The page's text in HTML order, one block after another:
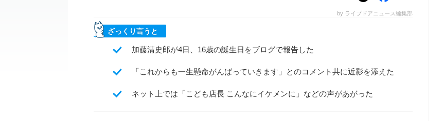
by ライブドアニュース編集部
ざっくり言うと
加藤清史郎が4日、16歳の誕生日をブログで報告した
「これからも一生懸命がんばっていきます」とのコメント共に近影を添えた
ネット上では「こども店長 こんなにイケメンに」などの声があがった